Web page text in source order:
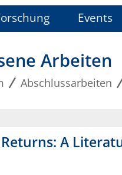
Events
Arbeiten
Abschlussarbeiten
A